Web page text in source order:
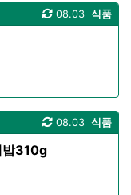
식품
08.03
식품
08.03
밥310g